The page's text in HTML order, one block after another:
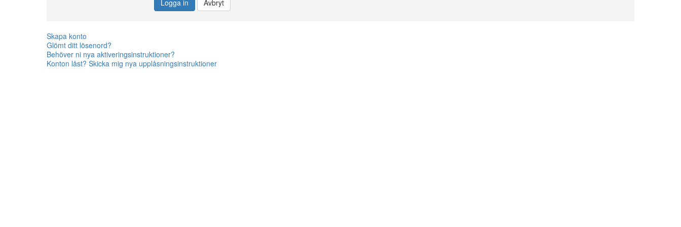
Logga in Avbryt
Skapa konto
Glömt ditt lösenord?
Behöver ni nya aktiveringsinstruktioner?
Konton låst? Skicka mig nya upplåsningsinstruktioner